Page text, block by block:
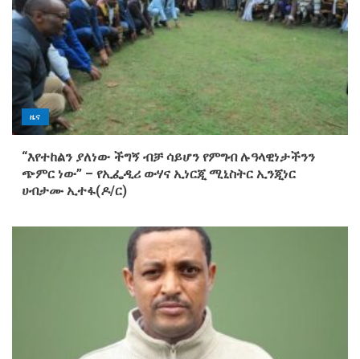
ዜና
“እየተከልን ያለነው ችግኝ ብቻ ሳይሆን የምግብ ሉዓላዊነታችንን
ጭምር ነው” – የኢፌዲሪ ውሃና ኢነርጂ ሚኒስትር ኢንጂነር
ሀብታሙ ኢተፋ(ዶ/ር)